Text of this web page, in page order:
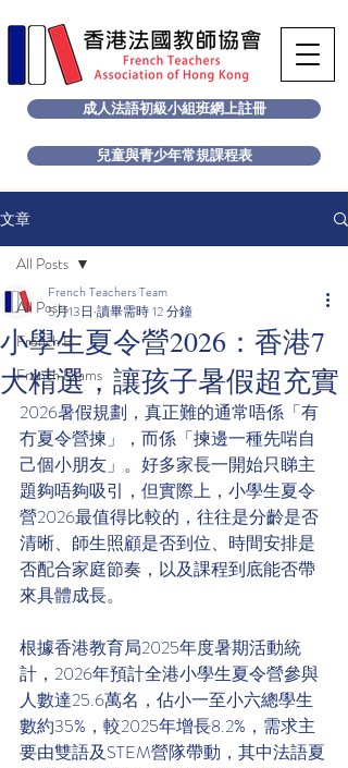
成人法語初級小組班網上註冊
兒童與青少年常規課程表
文章
All Posts
French B
French Exams
All Posts
小學生夏令營2026：香港7
大精選，讓孩子暑假超充實
French Teachers Team
5月13日 讀畢需時 12 分鐘
2026暑假規劃，真正難的通常唔係「有
冇夏令營揀」，而係「揀邊一種先啱自
己個小朋友」。好多家長一開始只睇主
題夠唔夠吸引，但實際上，小學生夏令
營2026最值得比較的，往往是分齡是否
清晰、師生照顧是否到位、時間安排是
否配合家庭節奏，以及課程到底能否帶
來具體成長。
根據香港教育局2025年度暑期活動統
計，2026年預計全港小學生夏令營參與
人數達25.6萬名，佔小一至小六總學生
數約35%，較2025年增長8.2%，需求主
要由雙語及STEM營隊帶動，其中法語夏